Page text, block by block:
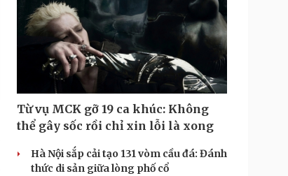
Từ vụ MCK gỡ 19 ca khúc: Không
thể gây sốc rồi chỉ xin lỗi là xong
Hà Nội sắp cải tạo 131 vòm cầu đá: Đánh
thức di sản giữa lòng phố cổ